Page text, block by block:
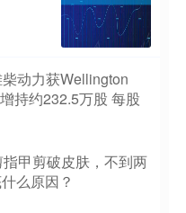
动力获Wellington
持约232.5万股 每股
甲剪破皮肤，不到两
么原因？